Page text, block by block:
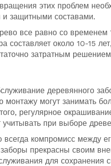
этих проблем
и защитными составами.
все равно со временем
около 10-15
затратным
деревянного
монтажу могут занимать
регулярное
учитывать при выборе
всегда компромисс между
прекрасны своим
для сохранения